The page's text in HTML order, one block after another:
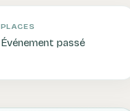
PLACES
Événement passé